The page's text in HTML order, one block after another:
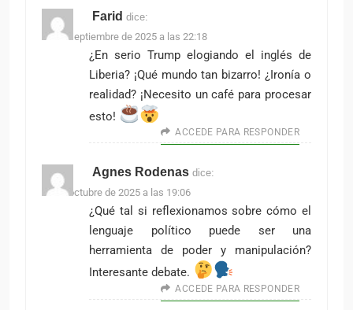
Farid dice:
11 de septiembre de 2025 a las 22:18
¿En serio Trump elogiando el inglés de
Liberia? ¡Qué mundo tan bizarro! ¿Ironía o
realidad? ¡Necesito un café para procesar
esto!
ACCEDE PARA RESPONDER
Agnes Rodenas dice:
21 de octubre de 2025 a las 19:06
¿Qué tal si reflexionamos sobre cómo el
lenguaje político puede ser una
herramienta de poder y manipulación?
Interesante debate.
ACCEDE PARA RESPONDER